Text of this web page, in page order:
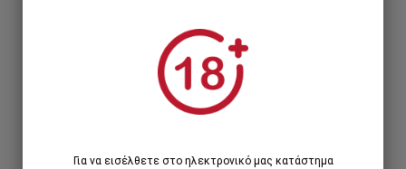
Ξεχάσατε τον κωδικό;
Ή
ΣΥΝΔΕΣΗ ΜΕ ...
Για να εισέλθετε στο ηλεκτρονικό μας κατάστημα